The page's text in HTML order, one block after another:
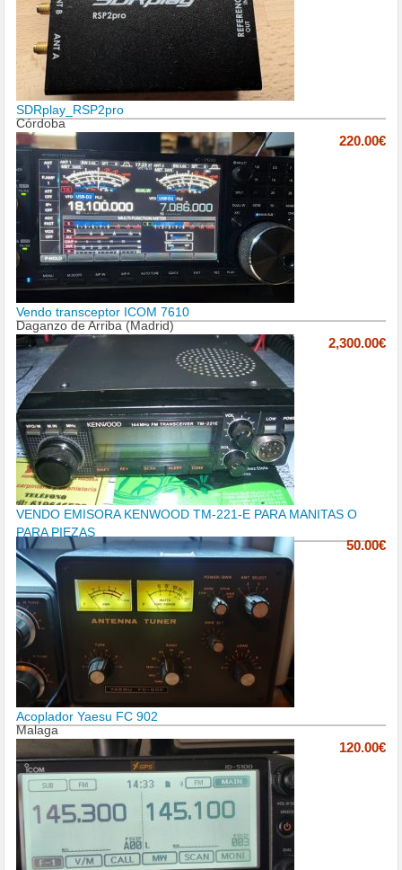
SDRplay_RSP2pro
Córdoba
220.00€
Vendo transceptor ICOM 7610
Daganzo de Arriba (Madrid)
2,300.00€
VENDO EMISORA KENWOOD TM-221-E PARA MANITAS O
PARA PIEZAS
50.00€
Acoplador Yaesu FC 902
Malaga
120.00€